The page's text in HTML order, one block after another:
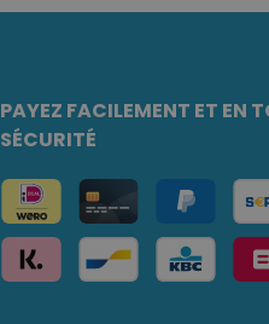
PAYEZ FACILEMENT ET EN
SÉCURITÉ